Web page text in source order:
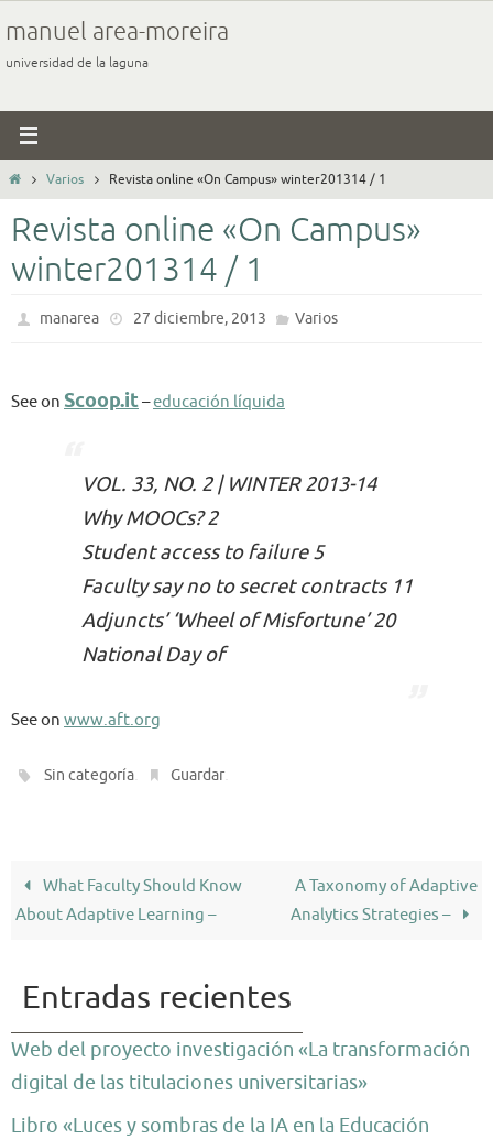
al
contenido
manuel area-moreira
universidad de la laguna
InicioVarios Revista online «On Campus» winter201314 / 1
Revista online «On Campus»
winter201314 / 1
manarea 27 diciembre, 2013 Varios
See on Scoop.it–educación líquida
VOL. 33, NO. 2 | WINTER 2013-14
Why MOOCs? 2
Student access to failure 5
Faculty say no to secret contracts 11
Adjuncts’ ‘Wheel of Misfortune’ 20
National Day of
See on www.aft.org
Sin categoría Guardar
What Faculty Should Know
About Adaptive Learning –
A Taxonomy of Adaptive
Analytics Strategies –
Entradas recientes
Web del proyecto investigación «La transformación
digital de las titulaciones universitarias»
Libro «Luces y sombras de la IA en la Educación